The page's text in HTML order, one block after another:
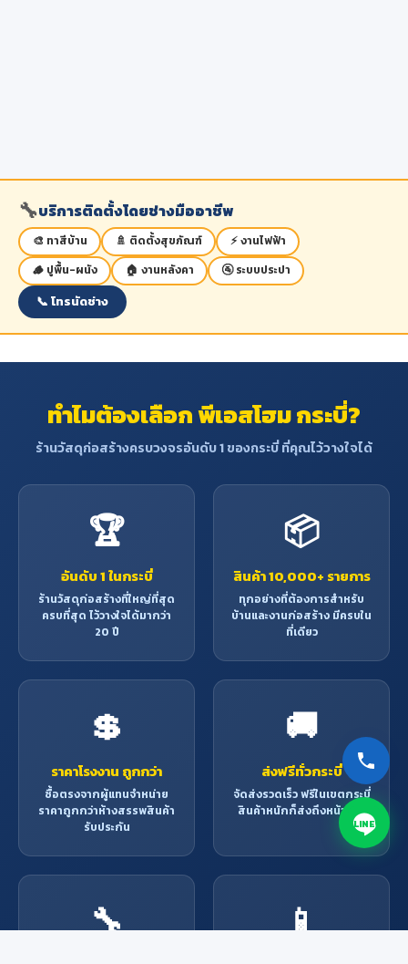
🔧บริการติดตั้งโดยช่างมืออาชีพ
🎨 ทาสีบ้าน 🚿 ติดตั้งสุขภัณฑ์
⚡ งานไฟฟ้า
🪵 ปูพื้น-ผนัง
🏠 งานหลังคา 🚰 ระบบประปา
📞 โทรนัดช่าง
ทำไมต้องเลือก พีเอสโฮม กระบี่?
ร้านวัสดุก่อสร้างครบวงจรอันดับ 1 ของกระบี่ ที่คุณไว้วางใจได้
🏆
อันดับ 1 ในกระบี่
ร้านวัสดุก่อสร้างที่ใหญ่ที่สุด
ครบที่สุด ไว้วางใจได้มากว่า
20 ปี
📦
สินค้า 10,000+ รายการ
ทุกอย่างที่ต้องการสำหรับ
บ้านและงานก่อสร้าง มีครบใน
ที่เดียว
💲
ราคาโรงงาน ถูกกว่า
ซื้อตรงจากผู้แทนจำหน่าย
ราคาถูกกว่าห้างสรรพสินค้า
รับประกัน
🚚
ส่งฟรีทั่วกระบี่
จัดส่งรวดเร็ว ฟรีในเขตกระบี่
สินค้าหนักก็ส่งถึงหน้าบ้าน
🔧 📱
LINE